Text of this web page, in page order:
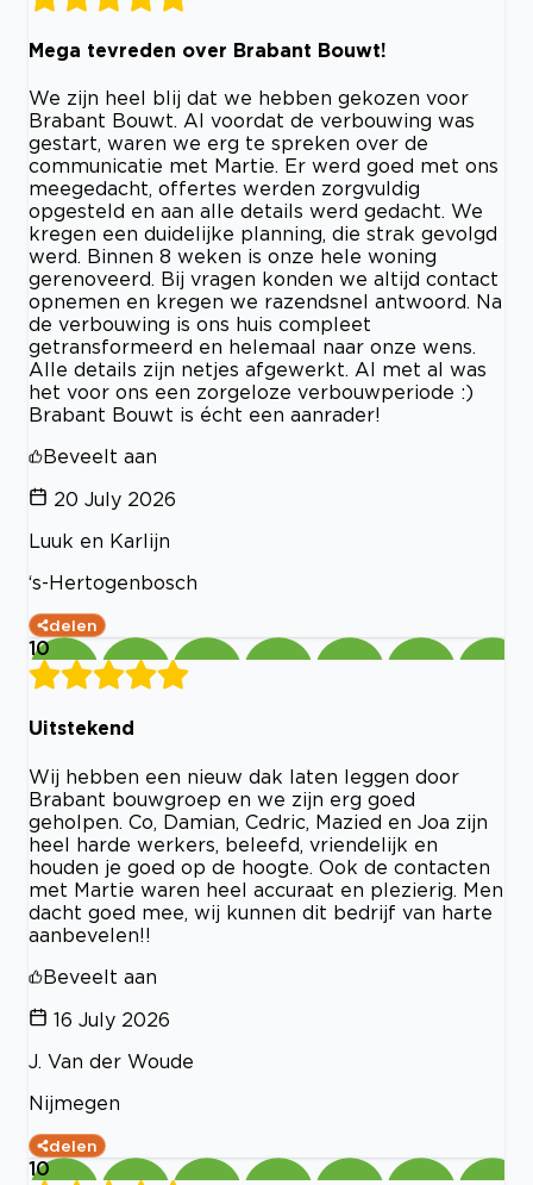
Mega tevreden over Brabant Bouwt!
We zijn heel blij dat we hebben gekozen voor
Brabant Bouwt. Al voordat de verbouwing was
gestart, waren we erg te spreken over de
communicatie met Martie. Er werd goed met ons
meegedacht, offertes werden zorgvuldig
opgesteld en aan alle details werd gedacht. We
kregen een duidelijke planning, die strak gevolgd
werd. Binnen 8 weken is onze hele woning
gerenoveerd. Bij vragen konden we altijd contact
opnemen en kregen we razendsnel antwoord. Na
de verbouwing is ons huis compleet
getransformeerd en helemaal naar onze wens.
Alle details zijn netjes afgewerkt. Al met al was
het voor ons een zorgeloze verbouwperiode :)
Brabant Bouwt is écht een aanrader!
Beveelt aan
20 July 2026
Luuk en Karlijn
‘s-Hertogenbosch
delen
10
Uitstekend
Wij hebben een nieuw dak laten leggen door
Brabant bouwgroep en we zijn erg goed
geholpen. Co, Damian, Cedric, Mazied en Joa zijn
heel harde werkers, beleefd, vriendelijk en
houden je goed op de hoogte. Ook de contacten
met Martie waren heel accuraat en plezierig. Men
dacht goed mee, wij kunnen dit bedrijf van harte
aanbevelen!!
Beveelt aan
16 July 2026
J. Van der Woude
Nijmegen
delen
10